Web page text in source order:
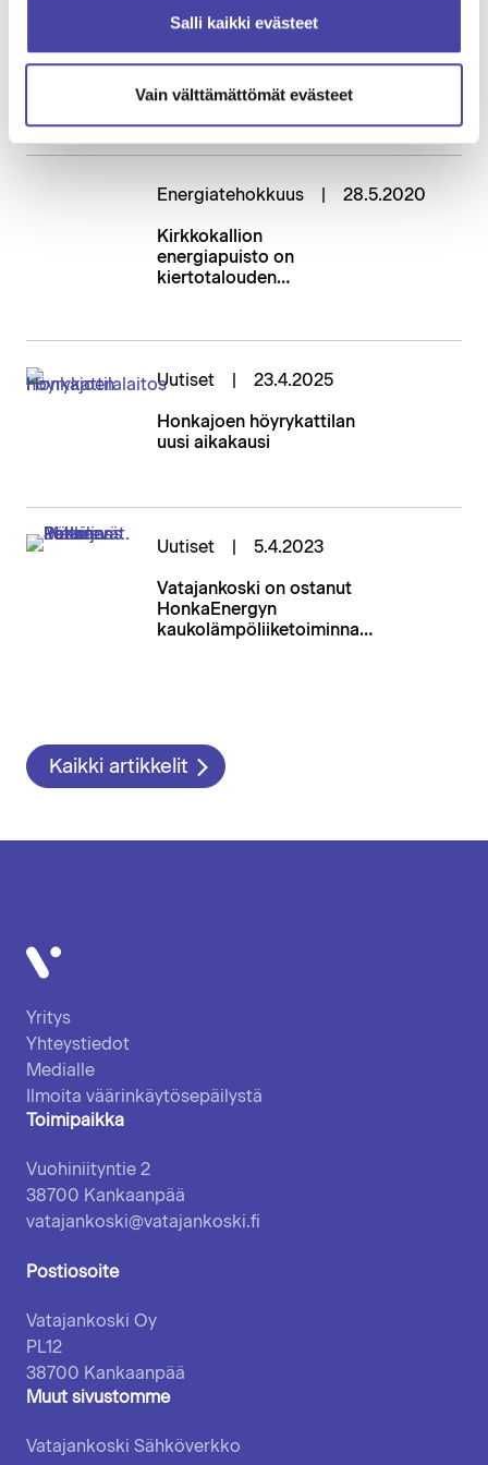
Salli kaikki evästeet
Vain välttämättömät evästeet
Honkajoen Kirkkokallion
teollisuusalueelle
asennettiin 15 MW:n
syöttövesisäiliö
Energiatehokkuus
28.5.2020
Kirkkokallion
energiapuisto on
kiertotalouden
Uutiset
23.4.2025
Honkajoen höyrykattilan
uusi aikakausi
Uutiset
5.4.2023
Vatajankoski on ostanut
HonkaEnergyn
kaukolämpöliiketoiminnan
Kaikki artikkelit
Vatajankoski
Yritys
Yhteystiedot
Medialle
Ilmoita väärinkäytösepäilystä
Toimipaikka
Vuohiniityntie 2
38700 Kankaanpää
vatajankoski@vatajankoski.fi
Postiosoite
Vatajankoski Oy
PL12
38700 Kankaanpää
Muut sivustomme
Vatajankoski Sähköverkko